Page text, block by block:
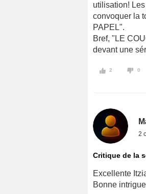
utilisation!
convoquer la
PAPEL".
Bref, "LE
devant une
2 0
2
Critique de la
Excellente
Bonne